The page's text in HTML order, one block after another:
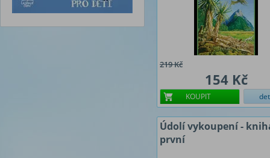
219 Kč
154 Kč
KOUPIT
Údolí vykoupení -
první